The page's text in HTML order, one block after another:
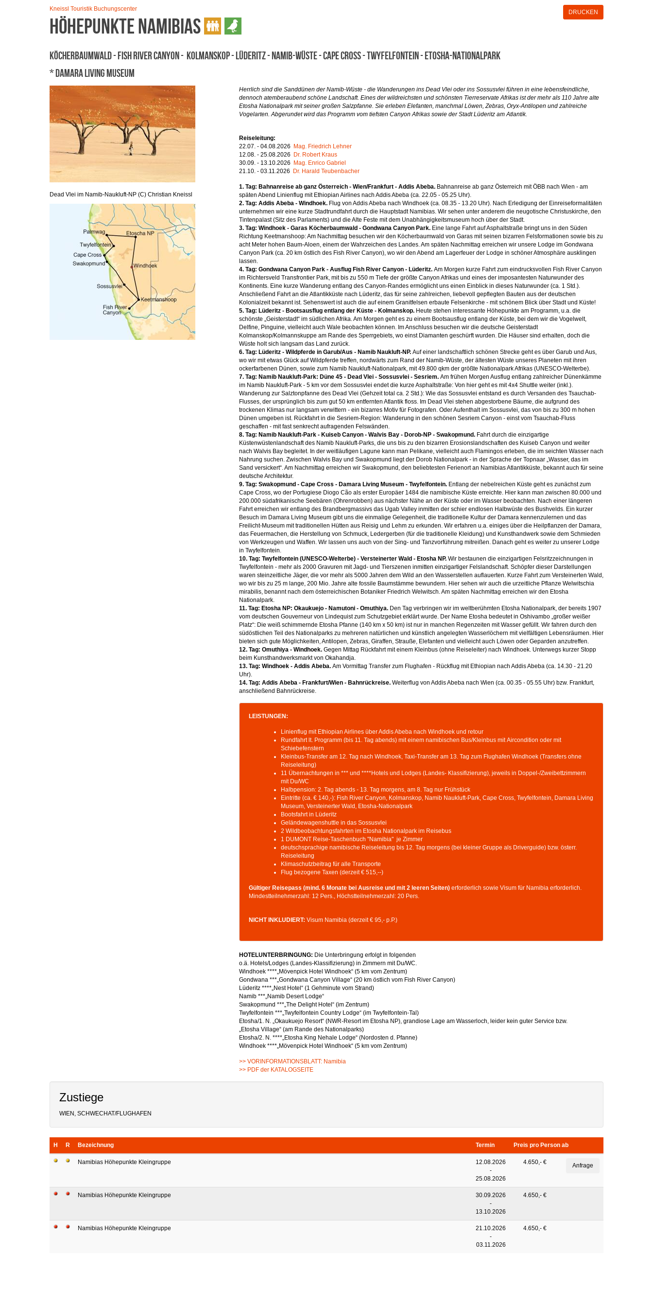
DRUCKEN
Kneissl Touristik Buchungscenter
Höhepunkte Namibias
Köcherbaumwald - Fish River Canyon - Kolmanskop - Lüderitz - Namib-Wüste - Cape Cross - Twyfelfontein - Etosha-Nationalpark
* Damara Living Museum
Dead Vlei im Namib-Naukluft-NP (C) Christian Kneissl
Herrlich sind die Sanddünen der Namib-Wüste - die Wanderungen ins Dead Vlei oder ins Sossusvlei führen in eine lebensfeindliche,
dennoch atemberaubend schöne Landschaft. Eines der wildreichsten und schönsten Tierreservate Afrikas ist der mehr als 110 Jahre alte
Etosha Nationalpark mit seiner großen Salzpfanne. Sie erleben Elefanten, manchmal Löwen, Zebras, Oryx-Antilopen und zahlreiche
Vogelarten. Abgerundet wird das Programm vom tiefsten Canyon Afrikas sowie der Stadt Lüderitz am Atlantik.
Reiseleitung:
22.07. - 04.08.2026
Mag. Friedrich Lehner
12.08. - 25.08.2026
Dr. Robert Kraus
30.09. - 13.10.2026
Mag. Enrico Gabriel
21.10. - 03.11.2026
Dr. Harald Teubenbacher
1. Tag: Bahnanreise ab ganz Österreich - Wien/Frankfurt - Addis Abeba. Bahnanreise ab ganz Österreich mit ÖBB nach Wien - am
späten Abend Linienflug mit Ethiopian Airlines nach Addis Abeba (ca. 22.05 - 05.25 Uhr).
2. Tag: Addis Abeba - Windhoek. Flug von Addis Abeba nach Windhoek (ca. 08.35 - 13.20 Uhr). Nach Erledigung der Einreiseformalitäten
unternehmen wir eine kurze Stadtrundfahrt durch die Hauptstadt Namibias. Wir sehen unter anderem die neugotische Christuskirche, den
Tintenpalast (Sitz des Parlaments) und die Alte Feste mit dem Unabhängigkeitsmuseum hoch über der Stadt.
3. Tag: Windhoek - Garas Köcherbaumwald - Gondwana Canyon Park. Eine lange Fahrt auf Asphaltstraße bringt uns in den Süden
Richtung Keetmanshoop: Am Nachmittag besuchen wir den Köcherbaumwald von Garas mit seinen bizarren Felsformationen sowie bis zu
acht Meter hohen Baum-Aloen, einem der Wahrzeichen des Landes. Am späten Nachmittag erreichen wir unsere Lodge im Gondwana
Canyon Park (ca. 20 km östlich des Fish River Canyon), wo wir den Abend am Lagerfeuer der Lodge in schöner Atmosphäre ausklingen
lassen.
4. Tag: Gondwana Canyon Park - Ausflug Fish River Canyon - Lüderitz. Am Morgen kurze Fahrt zum eindrucksvollen Fish River Canyon
im Richtersveld Transfrontier Park, mit bis zu 550 m Tiefe der größte Canyon Afrikas und eines der imposantesten Naturwunder des
Kontinents. Eine kurze Wanderung entlang des Canyon-Randes ermöglicht uns einen Einblick in dieses Naturwunder (ca. 1 Std.).
Anschließend Fahrt an die Atlantikküste nach Lüderitz, das für seine zahlreichen, liebevoll gepflegten Bauten aus der deutschen
Kolonialzeit bekannt ist. Sehenswert ist auch die auf einem Granitfelsen erbaute Felsenkirche - mit schönem Blick über Stadt und Küste!
5. Tag: Lüderitz - Bootsausflug entlang der Küste - Kolmanskop. Heute stehen interessante Höhepunkte am Programm, u.a. die
schönste „Geisterstadt“ im südlichen Afrika. Am Morgen geht es zu einem Bootsausflug entlang der Küste, bei dem wir die Vogelwelt,
Delfine, Pinguine, vielleicht auch Wale beobachten können. Im Anschluss besuchen wir die deutsche Geisterstadt
Kolmanskop/Kolmannskuppe am Rande des Sperrgebiets, wo einst Diamanten geschürft wurden. Die Häuser sind erhalten, doch die
Wüste holt sich langsam das Land zurück.
6. Tag: Lüderitz - Wildpferde in Garub/Aus - Namib Naukluft-NP. Auf einer landschaftlich schönen Strecke geht es über Garub und Aus,
wo wir mit etwas Glück auf Wildpferde treffen, nordwärts zum Rand der Namib-Wüste, der ältesten Wüste unseres Planeten mit ihren
ockerfarbenen Dünen, sowie zum Namib Naukluft-Nationalpark, mit 49.800 qkm der größte Nationalpark Afrikas (UNESCO-Welterbe).
7. Tag: Namib Naukluft-Park: Düne 45 - Dead Vlei - Sossusvlei - Sesriem. Am frühen Morgen Ausflug entlang zahlreicher Dünenkämme
im Namib Naukluft-Park - 5 km vor dem Sossusvlei endet die kurze Asphaltstraße: Von hier geht es mit 4x4 Shuttle weiter (inkl.).
Wanderung zur Salztonpfanne des Dead Vlei (Gehzeit total ca. 2 Std.): Wie das Sossusvlei entstand es durch Versanden des Tsauchab-
Flusses, der ursprünglich bis zum gut 50 km entfernten Atlantik floss. Im Dead Vlei stehen abgestorbene Bäume, die aufgrund des
trockenen Klimas nur langsam verwittern - ein bizarres Motiv für Fotografen. Oder Aufenthalt im Sossusvlei, das von bis zu 300 m hohen
Dünen umgeben ist. Rückfahrt in die Sesriem-Region: Wanderung in den schönen Sesriem Canyon - einst vom Tsauchab-Fluss
geschaffen - mit fast senkrecht aufragenden Felswänden.
8. Tag: Namib Naukluft-Park - Kuiseb Canyon - Walvis Bay - Dorob-NP - Swakopmund. Fahrt durch die einzigartige
Küstenwüstenlandschaft des Namib Naukluft-Parks, die uns bis zu den bizarren Erosionslandschaften des Kuiseb Canyon und weiter
nach Walvis Bay begleitet. In der weitläufigen Lagune kann man Pelikane, vielleicht auch Flamingos erleben, die im seichten Wasser nach
Nahrung suchen. Zwischen Walvis Bay und Swakopmund liegt der Dorob Nationalpark - in der Sprache der Topnaar „Wasser, das im
Sand versickert“. Am Nachmittag erreichen wir Swakopmund, den beliebtesten Ferienort an Namibias Atlantikküste, bekannt auch für seine
deutsche Architektur.
9. Tag: Swakopmund - Cape Cross - Damara Living Museum - Twyfelfontein. Entlang der nebelreichen Küste geht es zunächst zum
Cape Cross, wo der Portugiese Diogo Cão als erster Europäer 1484 die namibische Küste erreichte. Hier kann man zwischen 80.000 und
200.000 südafrikanische Seebären (Ohrenrobben) aus nächster Nähe an der Küste oder im Wasser beobachten. Nach einer längeren
Fahrt erreichen wir entlang des Brandbergmassivs das Ugab Valley inmitten der schier endlosen Halbwüste des Bushvelds. Ein kurzer
Besuch im Damara Living Museum gibt uns die einmalige Gelegenheit, die traditionelle Kultur der Damara kennenzulernen und das
Freilicht-Museum mit traditionellen Hütten aus Reisig und Lehm zu erkunden. Wir erfahren u.a. einiges über die Heilpflanzen der Damara,
das Feuermachen, die Herstellung von Schmuck, Ledergerben (für die traditionelle Kleidung) und Kunsthandwerk sowie dem Schmieden
von Werkzeugen und Waffen. Wir lassen uns auch von der Sing- und Tanzvorführung mitreißen. Danach geht es weiter zu unserer Lodge
in Twyfelfontein.
10. Tag: Twyfelfontein (UNESCO-Welterbe) - Versteinerter Wald - Etosha NP. Wir bestaunen die einzigartigen Felsritzzeichnungen in
Twyfelfontein - mehr als 2000 Gravuren mit Jagd- und Tierszenen inmitten einzigartiger Felslandschaft. Schöpfer dieser Darstellungen
waren steinzeitliche Jäger, die vor mehr als 5000 Jahren dem Wild an den Wasserstellen auflauerten. Kurze Fahrt zum Versteinerten Wald,
wo wir bis zu 25 m lange, 200 Mio. Jahre alte fossile Baumstämme bewundern. Hier sehen wir auch die urzeitliche Pflanze Welwitschia
mirabilis, benannt nach dem österreichischen Botaniker Friedrich Welwitsch. Am späten Nachmittag erreichen wir den Etosha
Nationalpark.
11. Tag: Etosha NP: Okaukuejo - Namutoni - Omuthiya. Den Tag verbringen wir im weltberühmten Etosha Nationalpark, der bereits 1907
vom deutschen Gouverneur von Lindequist zum Schutzgebiet erklärt wurde. Der Name Etosha bedeutet in Oshivambo „großer weißer
Platz“: Die weiß schimmernde Etosha Pfanne (140 km x 50 km) ist nur in manchen Regenzeiten mit Wasser gefüllt. Wir fahren durch den
südöstlichen Teil des Nationalparks zu mehreren natürlichen und künstlich angelegten Wasserlöchern mit vielfältigen Lebensräumen. Hier
bieten sich gute Möglichkeiten, Antilopen, Zebras, Giraffen, Strauße, Elefanten und vielleicht auch Löwen oder Geparden anzutreffen.
12. Tag: Omuthiya - Windhoek. Gegen Mittag Rückfahrt mit einem Kleinbus (ohne Reiseleiter) nach Windhoek. Unterwegs kurzer Stopp
beim Kunsthandwerksmarkt von Okahandja.
13. Tag: Windhoek - Addis Abeba. Am Vormittag Transfer zum Flughafen - Rückflug mit Ethiopian nach Addis Abeba (ca. 14.30 - 21.20
Uhr).
14. Tag: Addis Abeba - Frankfurt/Wien - Bahnrückreise. Weiterflug von Addis Abeba nach Wien (ca. 00.35 - 05.55 Uhr) bzw. Frankfurt,
anschließend Bahnrückreise.
LEISTUNGEN:
Linienflug mit Ethiopian Airlines über Addis Abeba nach Windhoek und retour
Rundfahrt lt. Programm (bis 11. Tag abends) mit einem namibischen Bus/Kleinbus mit Aircondition oder mit
Schiebefenstern
Kleinbus-Transfer am 12. Tag nach Windhoek, Taxi-Transfer am 13. Tag zum Flughafen Windhoek (Transfers ohne
Reiseleitung)
11 Übernachtungen in *** und ****Hotels und Lodges (Landes- Klassifizierung), jeweils in Doppel-/Zweibettzimmern
mit Du/WC
Halbpension: 2. Tag abends - 13. Tag morgens, am 8. Tag nur Frühstück
Eintritte (ca. € 140,-): Fish River Canyon, Kolmanskop, Namib Naukluft-Park, Cape Cross, Twyfelfontein, Damara Living
Museum, Versteinerter Wald, Etosha-Nationalpark
Bootsfahrt in Lüderitz
Geländewagenshuttle in das Sossusvlei
2 Wildbeobachtungsfahrten im Etosha Nationalpark im Reisebus
1 DUMONT Reise-Taschenbuch "Namibia" je Zimmer
deutschsprachige namibische Reiseleitung bis 12. Tag morgens (bei kleiner Gruppe als Driverguide) bzw. österr.
Reiseleitung
Klimaschutzbeitrag für alle Transporte
Flug bezogene Taxen (derzeit € 515,--)
Gültiger Reisepass (mind. 6 Monate bei Ausreise und mit 2 leeren Seiten) erforderlich sowie Visum für Namibia erforderlich.
Mindestteilnehmerzahl: 12 Pers., Höchstteilnehmerzahl: 20 Pers.
NICHT INKLUDIERT: Visum Namibia (derzeit € 95,- p.P.)
HOTELUNTERBRINGUNG: Die Unterbringung erfolgt in folgenden
o.ä. Hotels/Lodges (Landes-Klassifizierung) in Zimmern mit Du/WC.
Windhoek ****„Mövenpick Hotel Windhoek“ (5 km vom Zentrum)
Gondwana ***„Gondwana Canyon Village“ (20 km östlich vom Fish River Canyon)
Lüderitz ****„Nest Hotel“ (1 Gehminute vom Strand)
Namib ***„Namib Desert Lodge“
Swakopmund ***„The Delight Hotel“ (im Zentrum)
Twyfelfontein ***„Twyfelfontein Country Lodge“ (im Twyfelfontein-Tal)
Etosha/1. N. „Okaukuejo Resort“ (NWR-Resort im Etosha NP), grandiose Lage am Wasserloch, leider kein guter Service bzw.
„Etosha Village“ (am Rande des Nationalparks)
Etosha/2. N. ****„Etosha King Nehale Lodge“ (Nordosten d. Pfanne)
Windhoek ****„Mövenpick Hotel Windhoek“ (5 km vom Zentrum)
>> VORINFORMATIONSBLATT: Namibia
>> PDF der KATALOGSEITE
Zustiege
WIEN, SCHWECHAT/FLUGHAFEN
H R Bezeichnung Termin Preis pro Person ab
Namibias Höhepunkte Kleingruppe
12.08.2026
-
25.08.2026
4.650,- €
Namibias Höhepunkte Kleingruppe
30.09.2026
-
13.10.2026
4.650,- €
Namibias Höhepunkte Kleingruppe
21.10.2026
-
03.11.2026
4.650,- €